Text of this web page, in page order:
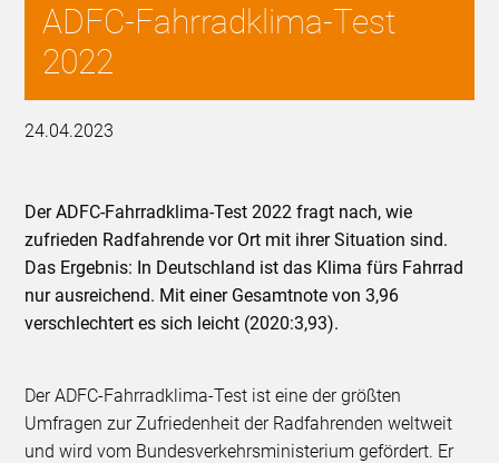
ADFC-Fahrradklima-Test
2022
24.04.2023
Der ADFC-Fahrradklima-Test 2022 fragt nach, wie
zufrieden Radfahrende vor Ort mit ihrer Situation sind.
Das Ergebnis: In Deutschland ist das Klima fürs Fahrrad
nur ausreichend. Mit einer Gesamtnote von 3,96
verschlechtert es sich leicht (2020:3,93).
Der ADFC-Fahrradklima-Test ist eine der größten
Umfragen zur Zufriedenheit der Radfahrenden weltweit
und wird vom Bundesverkehrsministerium gefördert. Er